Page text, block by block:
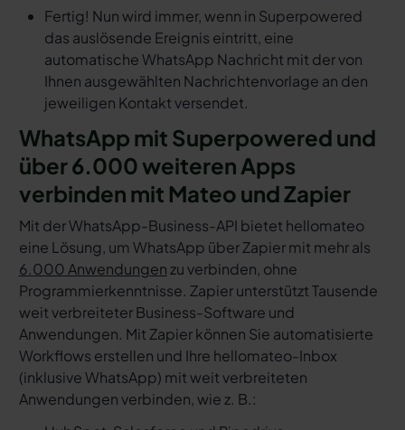
Fertig! Nun wird immer, wenn in Superpowered
das auslösende Ereignis eintritt, eine
automatische WhatsApp Nachricht mit der von
Ihnen ausgewählten Nachrichtenvorlage an den
jeweiligen Kontakt versendet.
WhatsApp mit Superpowered und
über 6.000 weiteren Apps
verbinden mit Mateo und Zapier
Mit der WhatsApp-Business-API bietet hellomateo
eine Lösung, um WhatsApp über Zapier mit mehr als
6.000 Anwendungenzu verbinden, ohne
Programmierkenntnisse. Zapier unterstützt Tausende
weit verbreiteter Business-Software und
Anwendungen. Mit Zapier können Sie automatisierte
Workflows erstellen und Ihre hellomateo-Inbox
(inklusive WhatsApp) mit weit verbreiteten
Anwendungen verbinden, wie z. B.: